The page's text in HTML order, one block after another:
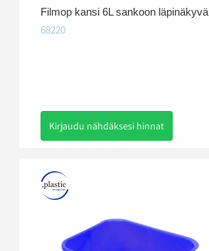
Filmop kansi 6L sankoon läpinäkyvä
68220
Kirjaudu nähdäksesi hinnat